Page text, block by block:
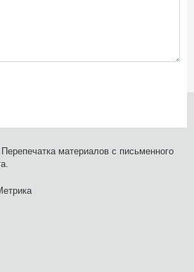
материалов с письменного